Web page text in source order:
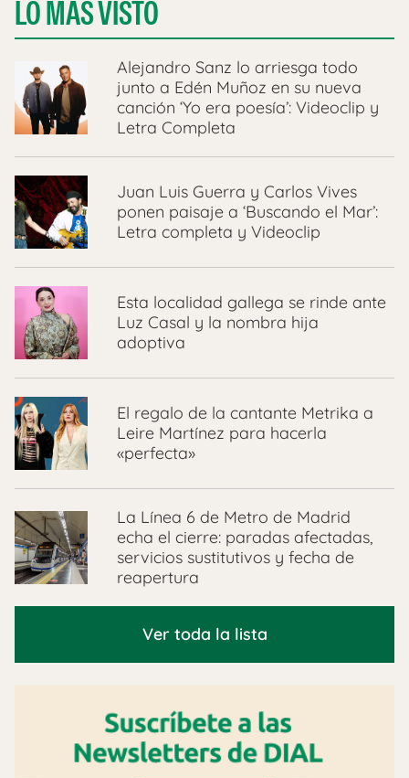
LO MÁS VISTO
Alejandro Sanz lo arriesga todo
junto a Edén Muñoz en su nueva
canción ‘Yo era poesía’: Videoclip y
Letra Completa
Juan Luis Guerra y Carlos Vives
ponen paisaje a ‘Buscando el Mar’:
Letra completa y Videoclip
Esta localidad gallega se rinde ante
Luz Casal y la nombra hija
adoptiva
El regalo de la cantante Metrika a
Leire Martínez para hacerla
«perfecta»
La Línea 6 de Metro de Madrid
echa el cierre: paradas afectadas,
servicios sustitutivos y fecha de
reapertura
Ver toda la lista